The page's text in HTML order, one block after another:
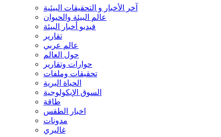
آخر الأخبار و التحقيقات البيئية
عالم البيئة والحيوان
فيديو أخبار البيئة
تقارير
عالم عربي
حول العالم
حوارات وتقارير
تحقيقات وملفات
الحياة البرية
السوق الإيكولوجية
طاقة
اخبار الطقس
مدونات
غاليري